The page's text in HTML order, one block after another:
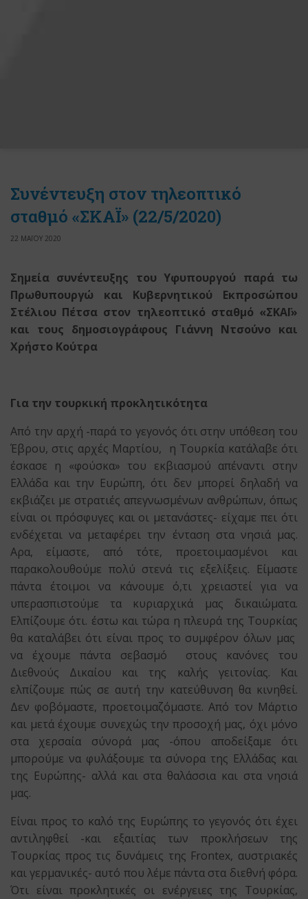
Συνέντευξη στον τηλεοπτικό
σταθμό «ΣΚΑΪ» (22/5/2020)
22 ΜΑΪΟΥ 2020
Σημεία συνέντευξης του Υφυπουργού παρά τω
Πρωθυπουργώ και Κυβερνητικού Εκπροσώπου
Στέλιου Πέτσα στον τηλεοπτικό σταθμό «ΣΚΑΪ»
και τους δημοσιογράφους Γιάννη Ντσούνο και
Χρήστο Κούτρα
Για την τουρκική προκλητικότητα
Από την αρχή -παρά το γεγονός ότι στην υπόθεση του
Έβρου, στις αρχές Μαρτίου, η Τουρκία κατάλαβε ότι
έσκασε η «φούσκα» του εκβιασμού απέναντι στην
Ελλάδα και την Ευρώπη, ότι δεν μπορεί δηλαδή να
εκβιάζει με στρατιές απεγνωσμένων ανθρώπων, όπως
είναι οι πρόσφυγες και οι μετανάστες- είχαμε πει ότι
ενδέχεται να μεταφέρει την ένταση στα νησιά μας.
Αρα, είμαστε, από τότε, προετοιμασμένοι και
παρακολουθούμε πολύ στενά τις εξελίξεις. Είμαστε
πάντα έτοιμοι να κάνουμε ό,τι χρειαστεί για να
υπερασπιστούμε τα κυριαρχικά μας δικαιώματα.
Ελπίζουμε ότι. έστω και τώρα η πλευρά της Τουρκίας
θα καταλάβει ότι είναι προς το συμφέρον όλων μας
να έχουμε πάντα σεβασμό στους κανόνες του
Διεθνούς Δικαίου και της καλής γειτονίας. Και
ελπίζουμε πώς σε αυτή την κατεύθυνση θα κινηθεί.
Δεν φοβόμαστε, προετοιμαζόμαστε. Από τον Μάρτιο
και μετά έχουμε συνεχώς την προσοχή μας, όχι μόνο
στα χερσαία σύνορά μας -όπου αποδείξαμε ότι
μπορούμε να φυλάξουμε τα σύνορα της Ελλάδας και
της Ευρώπης- αλλά και στα θαλάσσια και στα νησιά
μας.
Είναι προς το καλό της Ευρώπης το γεγονός ότι έχει
αντιληφθεί -και εξαιτίας των προκλήσεων της
Τουρκίας προς τις δυνάμεις της Frontex, αυστριακές
και γερμανικές- αυτό που λέμε πάντα στα διεθνή φόρα.
Ότι είναι προκλητικές οι ενέργειες της Τουρκίας,